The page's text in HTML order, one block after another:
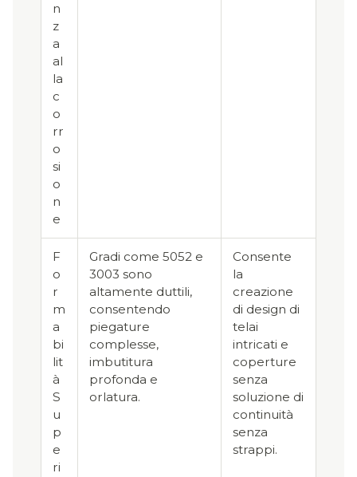
n
z
a
al
la
c
o
rr
o
si
o
n
e
F
o
r
m
a
bi
lit
à
S
u
p
e
ri
Gradi come 5052 e
3003 sono
altamente duttili,
consentendo
piegature
complesse,
imbutitura
profonda e
orlatura.
Consente
la
creazione
di design di
telai
intricati e
coperture
senza
soluzione di
continuità
senza
strappi.